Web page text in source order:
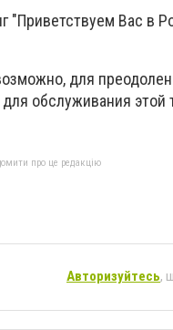
"Приветствуем Вас в
для
обслуживания этой
про це редакцію
Авторизуйтесь,